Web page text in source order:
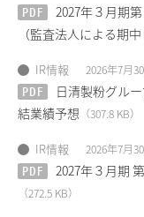
PDF
2027年３月期
（監査法人による期
IR情報 2026年7月
PDF
日清製粉グル
結業績予想 （307.8 KB）
IR情報 2026年7月
PDF 2027年３月期
（272.5 KB）